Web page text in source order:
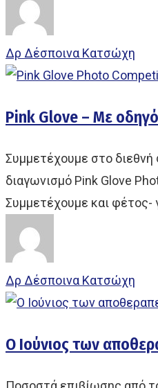
Δρ Δέσποινα Κατσώχη
Pink Glove – Με
Συμμετέχουμε στο
διαγωνισμό Pink Glove
Συμμετέχουμε και φέτος-
Δρ Δέσποινα Κατσώχη
Ο Ιούνιος των